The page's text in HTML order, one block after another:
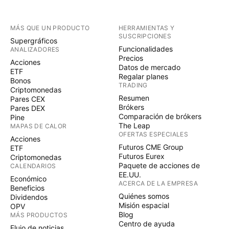
MÁS QUE UN PRODUCTO
Supergráficos
ANALIZADORES
Acciones
ETF
Bonos
Criptomonedas
Pares CEX
Pares DEX
Pine
MAPAS DE CALOR
Acciones
ETF
Criptomonedas
CALENDARIOS
Económico
Beneficios
Dividendos
OPV
MÁS PRODUCTOS
HERRAMIENTAS Y
SUSCRIPCIONES
Funcionalidades
Precios
Datos de mercado
Regalar planes
TRADING
Resumen
Brókers
Comparación de brókers
The Leap
OFERTAS ESPECIALES
Futuros CME Group
Futuros Eurex
Paquete de acciones de
EE.UU.
ACERCA DE LA EMPRESA
Quiénes somos
Misión espacial
Blog
Centro de ayuda